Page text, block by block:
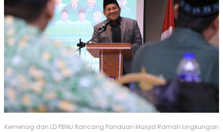
Kemenag dan LD PBNU Rancang Panduan Masjid Ramah Lingkungan